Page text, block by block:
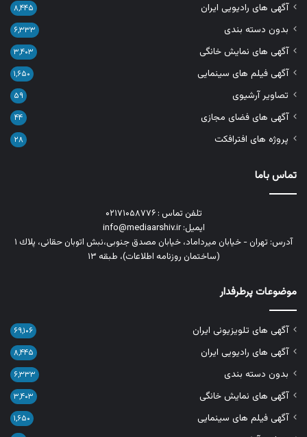
آگهی های رادیویی ایران ۸,۴۴۵
بدون دسته بندی ۶,۳۳۳
آگهی های نمایش خانگی ۳,۴۰۳
آگهی فیلم های سینمایی ۱,۶۵۰
تصاویر آرشیوی ۵۹
آگهی های فضای مجازی ۴۴
پروژه های افترافکت ۲۸
تماس باما
تلفن تماس : ۰۲۱۷۱۰۵۸۷۷۶
ایمیل: info@mediaarshiv.ir
آدرس: تهران - خیابان میرداماد، خیابان مصدق جنوبی،نبش اتوبان حقانی، پلاك ١
(ساختمان روزنامه اطلاعات)، طبقه ۱۳
موضوعات پرطرفدار
آگهی های تلویزیونی ایران ۶۹,۱۰۶
آگهی های رادیویی ایران ۸,۴۴۵
بدون دسته بندی ۶,۳۳۳
آگهی های نمایش خانگی ۳,۴۰۳
آگهی فیلم های سینمایی ۱,۶۵۰